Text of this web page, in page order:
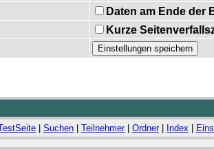
Daten am Ende der
Kurze
Suchen Teilnehmer| Ordner| Index